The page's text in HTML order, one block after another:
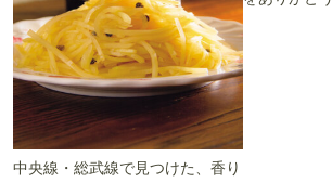
中央線・総武線で見つけた、香り